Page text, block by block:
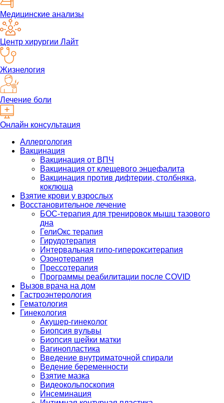
Медицинские анализы
Центр хирургии Лайт
Жизнелогия
Лечение боли
Онлайн консультация
Аллергология
Вакцинация
Вакцинация от ВПЧ
Вакцинация от клещевого энцефалита
Вакцинация против дифтерии, столбняка,
коклюша
Взятие крови у взрослых
Восстановительное лечение
БОС-терапия для тренировок мышц тазового
дна
ГелиОкс терапия
Гирудотерапия
Интервальная гипо-гиперокситерапия
Озонотерапия
Прессотерапия
Программы реабилитации после СOVID
Вызов врача на дом
Гастроэнтерология
Гематология
Гинекология
Акушер-гинеколог
Биопсия вульвы
Биопсия шейки матки
Вагинопластика
Введение внутриматочной спирали
Ведение беременности
Взятие мазка
Видеокольпоскопия
Инсеминация